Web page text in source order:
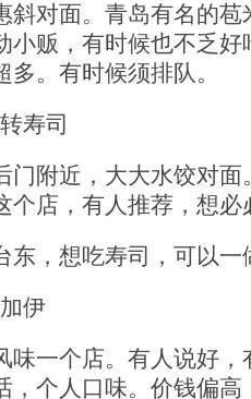
对面。青岛有名的苞
小贩，有时候也不乏
多。有时候须排队。
寿司
附近，大大水饺对面
个店，有人推荐，想必
，想吃寿司，可以一
伊
一个店。有人说好，
，个人口味。价钱偏